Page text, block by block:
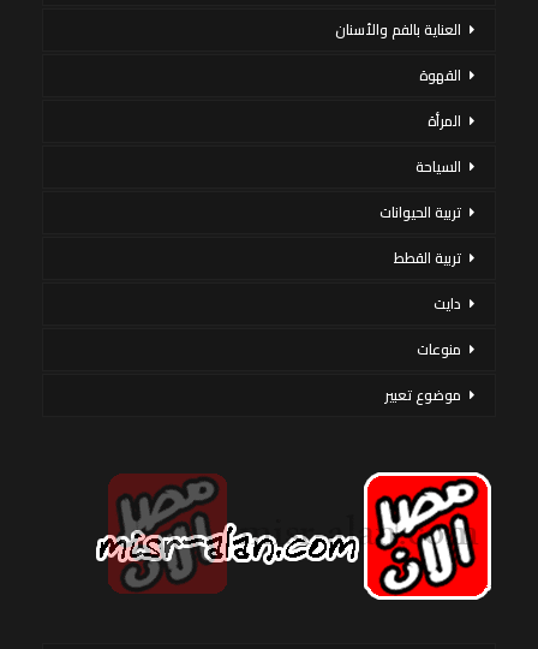
العناية بالفم والأسنان
القهوة
المرأة
السياحة
تربية الحيوانات
تربية القطط
دايت
منوعات
موضوع تعبير